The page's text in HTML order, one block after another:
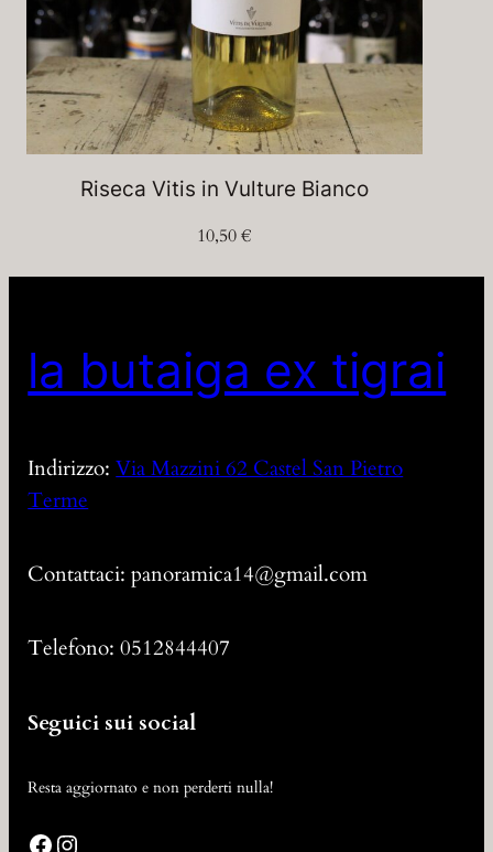
Riseca Vitis in Vulture Bianco
10,50€
la butaiga ex tigrai
Indirizzo:Via Mazzini 62 Castel San Pietro
Terme
Contattaci: panoramica14@gmail.com
Telefono: 0512844407
Seguici sui social
Resta aggiornato e non perderti nulla!
Facebook Instagram